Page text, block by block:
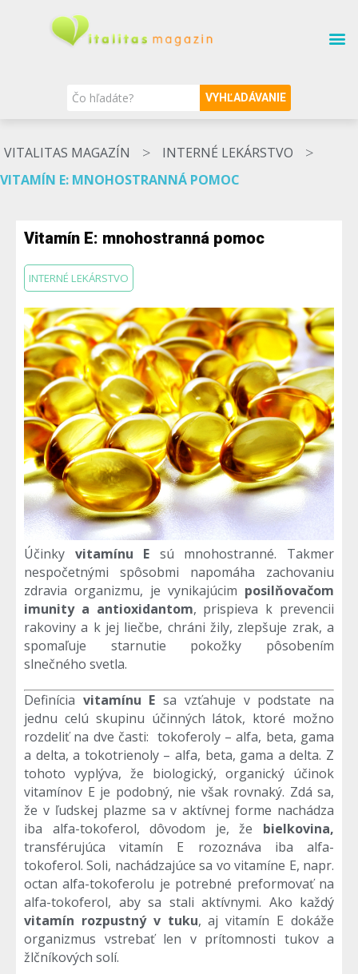
VYHĽADÁVANIE
VITALITAS MAGAZÍN > INTERNÉ LEKÁRSTVO >
VITAMÍN E: MNOHOSTRANNÁ POMOC
Vitamín E: mnohostranná pomoc
INTERNÉ LEKÁRSTVO
Účinky vitamínu E sú mnohostranné. Takmer
nespočetnými spôsobmi napomáha zachovaniu
zdravia organizmu, je vynikajúcim posilňovačom
imunity a antioxidantom, prispieva k prevencii
rakoviny a k jej liečbe, chráni žily, zlepšuje zrak, a
spomaľuje starnutie pokožky pôsobením
slnečného svetla.
Definícia vitamínu E sa vzťahuje v podstate na
jednu celú skupinu účinných látok, ktoré možno
rozdeliť na dve časti: tokoferoly – alfa, beta, gama
a delta, a tokotrienoly – alfa, beta, gama a delta. Z
tohoto vyplýva, že biologický, organický účinok
vitamínov E je podobný, nie však rovnaký. Zdá sa,
že v ľudskej plazme sa v aktívnej forme nachádza
iba alfa-tokoferol, dôvodom je, že bielkovina,
transférujúca vitamín E rozoznáva iba alfa-
tokoferol. Soli, nachádzajúce sa vo vitamíne E, napr.
octan alfa-tokoferolu je potrebné preformovať na
alfa-tokoferol, aby sa stali aktívnymi. Ako každý
vitamín rozpustný v tuku, aj vitamín E dokáže
organizmus vstrebať len v prítomnosti tukov a
žlčníkových solí.